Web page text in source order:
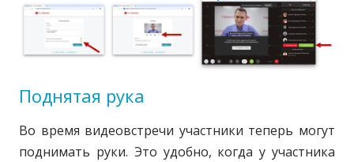
Поднятая рука
Во время видеовстречи участники теперь могут
поднимать руки. Это удобно, когда у участника